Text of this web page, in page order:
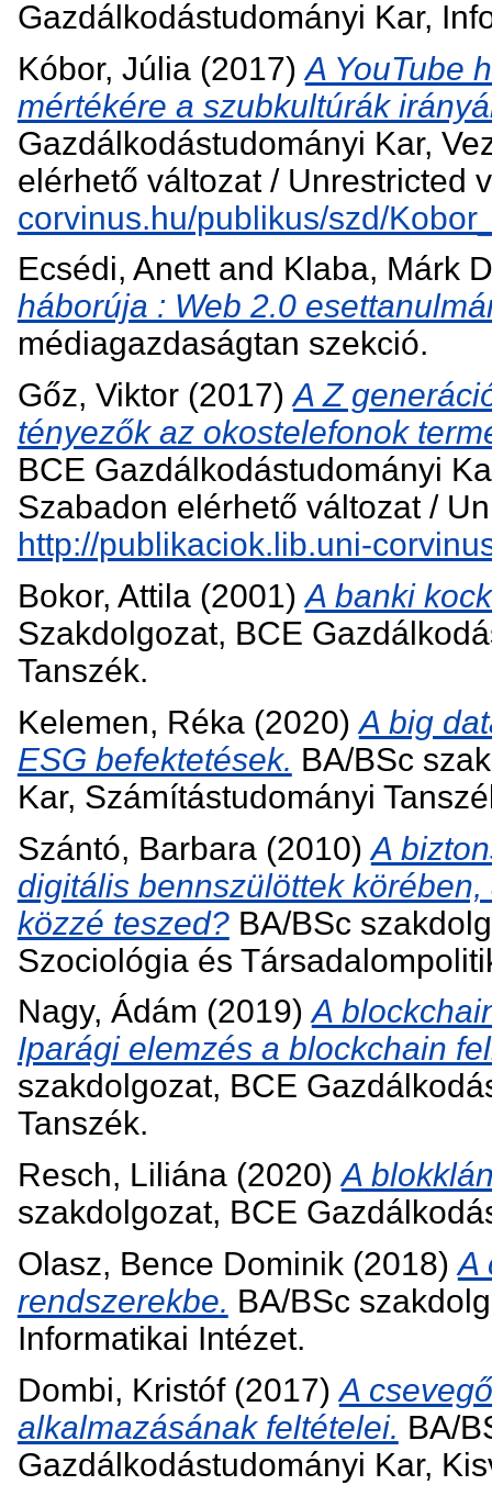
Gazdálkodástudományi Kar,
Kóbor, Júlia(2017)A YouTube
mértékére a szubkultúrák
Gazdálkodástudományi Kar,
elérhető változat / Unrestricted
corvinus.hu/publikus/szd/
Ecsédi, Anettand Klaba, Márk
háborúja : Web 2.0
médiagazdaságtan szekció.
Gőz, Viktor(2017)A Z
tényezők az okostelefonok
BCE Gazdálkodástudományi
Szabadon elérhető változat /
http://publikaciok.lib.uni-
Bokor, Attila(2001)A banki
Szakdolgozat, BCE
Tanszék.
Kelemen, Réka(2020)A big
ESG befektetések. BA/BSc
Kar, Számítástudományi
Szántó, Barbara(2010)A
digitális bennszülöttek
közzé teszed?BA/BSc
Szociológia és
Nagy, Ádám (2019)A
Iparági elemzés a blockchain
szakdolgozat, BCE
Tanszék.
Resch, Liliána(2020)A
szakdolgozat, BCE
Olasz, Bence Dominik(2018)A
rendszerekbe. BA/BSc
Informatikai Intézet.
Dombi, Kristóf(2017)A
alkalmazásának feltételei. BA/
Gazdálkodástudományi Kar,